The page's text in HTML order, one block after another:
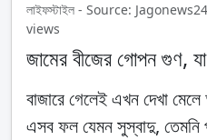
লাইফস্টাইল - Source:
views
জামের বীজের গোপন গুণ,
বাজারে গেলেই এখন দেখা
এসব ফল যেমন সুস্বাদু, তেমনি